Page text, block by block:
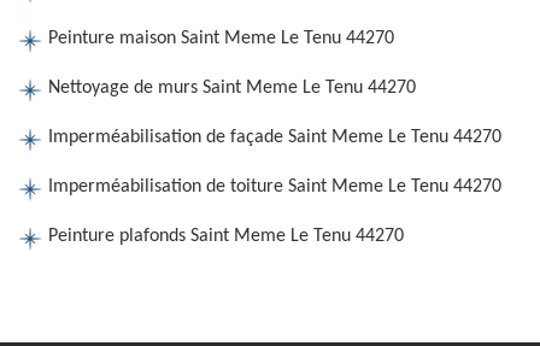
Peinture maison Saint Meme Le Tenu 44270
Nettoyage de murs Saint Meme Le Tenu 44270
Imperméabilisation de façade Saint Meme Le Tenu 44270
Imperméabilisation de toiture Saint Meme Le Tenu 44270
Peinture plafonds Saint Meme Le Tenu 44270